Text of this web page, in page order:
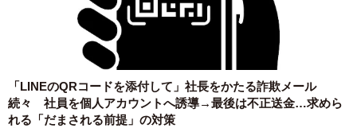
「LINEのQRコードを添付して」社長をかたる詐欺メール
続々 社員を個人アカウントへ誘導→最後は不正送金…求めら
れる「だまされる前提」の対策